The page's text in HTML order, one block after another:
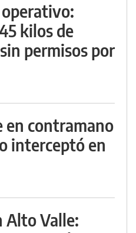
kilos de
permisos por
contramano
interceptó en
Alto Valle: